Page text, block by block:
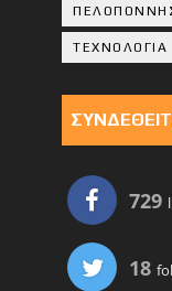
ΤΕΧΝΟΛΟΓΙΑ
729
18